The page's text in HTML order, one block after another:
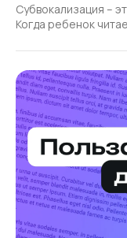
Субвокализация –
Когда ребенок